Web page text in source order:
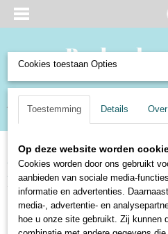
Inloggen Registreren
Home>Boeken en Strips> Boeken>
Hooghe
Cookies toestaan Opties
Toestemming Details Over
Op deze website worden
Cookies worden door ons gebruikt
aanbieden van sociale media-
informatie en advertenties.
media-, advertentie- en
hoe u onze site gebruikt. Zij kunnen